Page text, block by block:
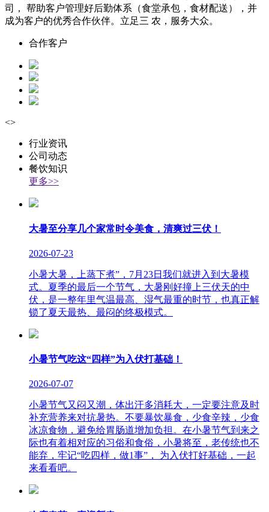
司， 帮助客户管理好后勤体系（食堂承包，食材配送），并
成为客户的优秀合作伙伴。立足三 农，服务大众。
合作客户
<>
行业资讯
公司动态
餐饮知识
更多>>
大暑至分享几个家常时令美食，清爽过三伏！
2026-07-23
小暑大暑，上蒸下煮”，7月23日我们就进入到大暑模
式。夏季的最后一个节气，大暑刚好撞上三伏天的中
伏，是一整年里气温最高、湿气最重的时节，也真正解
锁了夏天最热、最闷的终极模式。
小暑节气吃这“四样”为入伏打基础！
2026-07-07
小暑节气又闷又潮，体出汗多消耗大，一定要注意及时
补充营养来对抗暑热。不要暴饮暴食，少食辛辣，少食
冰凉食物，避免给胃肠道增加负担。在小暑节气到来之
际也有着相对应的习俗和食俗，小暑将至，老传统也不
能弃，牢记“吃四样，做1事”， 为入伏打好基础，一起
来看看吧。